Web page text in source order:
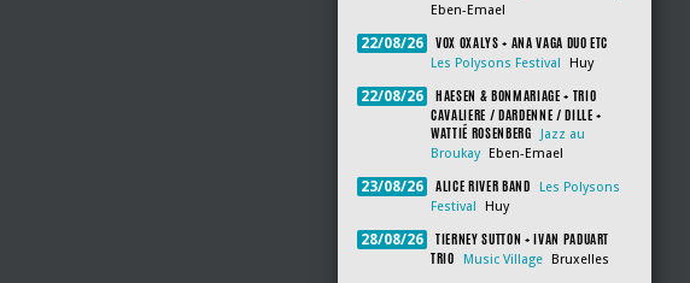
Eben-Emael
22/08/26 VOX OXALYS + ANA VAGA DUO ETC
Les Polysons Festival Huy
22/08/26
HAESEN & BONMARIAGE + TRIO
CAVALIERE / DARDENNE / DILLE +
WATTIÉ ROSENBERG
Jazz au
Broukay
Eben-Emael
23/08/26 ALICE RIVER BAND
Les Polysons
Festival
Huy
28/08/26
TIERNEY SUTTON + IVAN PADUART
TRIO
Music Village Bruxelles